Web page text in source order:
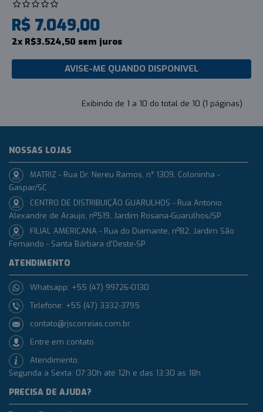
R$ 7.049,00
2x R$3.524,50 sem juros
AVISE-ME QUANDO DISPONIVEL
Exibindo de 1 a 10 do total de 10 (1 páginas)
NOSSAS LOJAS
MATRIZ - Rua Dr. Nereu Ramos, n° 1309, Coloninha -
Gaspar/SC
CENTRO DE DISTRIBUIÇÃO GUARULHOS - Rua Antonio
Alexandre de Araujo, nº519, Jardim Rosana-Guarulhos/SP
FILIAL AMERICANA - Rua do Diamante, nº82, Jardim São
Fernando - Santa Bárbara d'Oeste-SP
ATENDIMENTO
Whatsapp: +55 (47) 99726-0130
Telefone: +55 (47) 3332-3795
contato@rjscorreias.com.br
Entre em contato
Atendimento:
Segunda a Sexta: 07:30h até 12h e das 13:30 as 18h
PRECISA DE AJUDA?